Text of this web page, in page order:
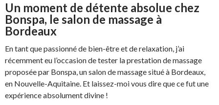
Un moment de détente absolue chez
Bonspa, le salon de massage à
Bordeaux
En tant que passionné de bien-être et de relaxation, j’ai
récemment eu l’occasion de tester la prestation de massage
proposée par Bonspa, un salon de massage situé à Bordeaux,
en Nouvelle-Aquitaine. Et laissez-moi vous dire que ce fut une
expérience absolument divine !